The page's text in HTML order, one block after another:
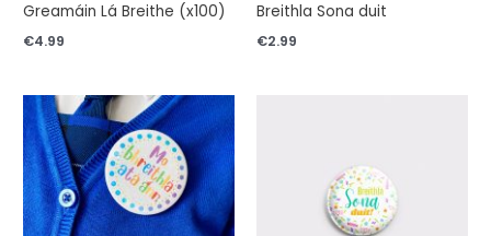
Greamáin Lá Breithe (x100)
€4.99
Breithla Sona duit
€2.99